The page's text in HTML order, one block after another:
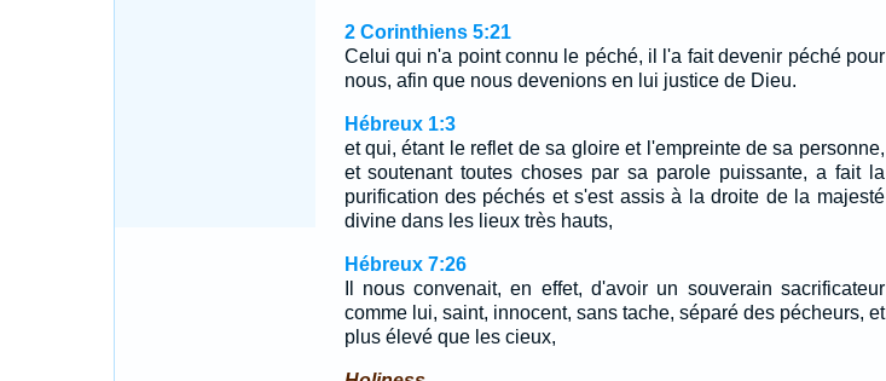
2 Corinthiens 5:21
Celui qui n'a point connu le péché, il l'a fait devenir péché pour
nous, afin que nous devenions en lui justice de Dieu.
Hébreux 1:3
et qui, étant le reflet de sa gloire et l'empreinte de sa personne,
et soutenant toutes choses par sa parole puissante, a fait la
purification des péchés et s'est assis à la droite de la majesté
divine dans les lieux très hauts,
Hébreux 7:26
Il nous convenait, en effet, d'avoir un souverain sacrificateur
comme lui, saint, innocent, sans tache, séparé des pécheurs, et
plus élevé que les cieux,